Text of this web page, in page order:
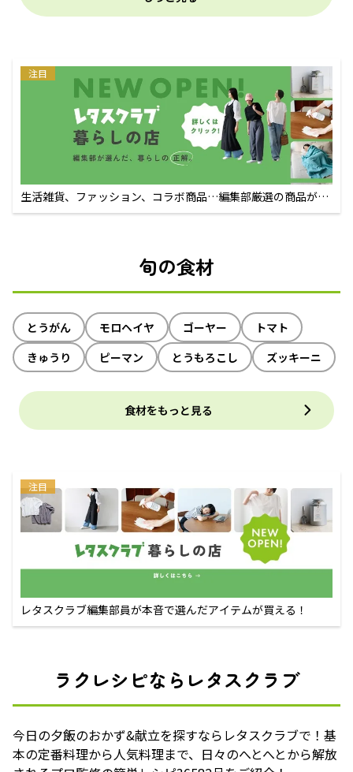
注目
生活雑貨、ファッション、コラボ商品…編集部厳選の商品が買
えるECサイト
旬の食材
とうがん モロヘイヤ ゴーヤー
トマト
きゅうり
ピーマン とうもろこし ズッキーニ
食材をもっと見る
注目
レタスクラブ編集部員が本音で選んだアイテムが買える！
ラクレシピならレタスクラブ
今日の夕飯のおかず&献立を探すならレタスクラブで！基
本の定番料理から人気料理まで、日々のへとへとから解放